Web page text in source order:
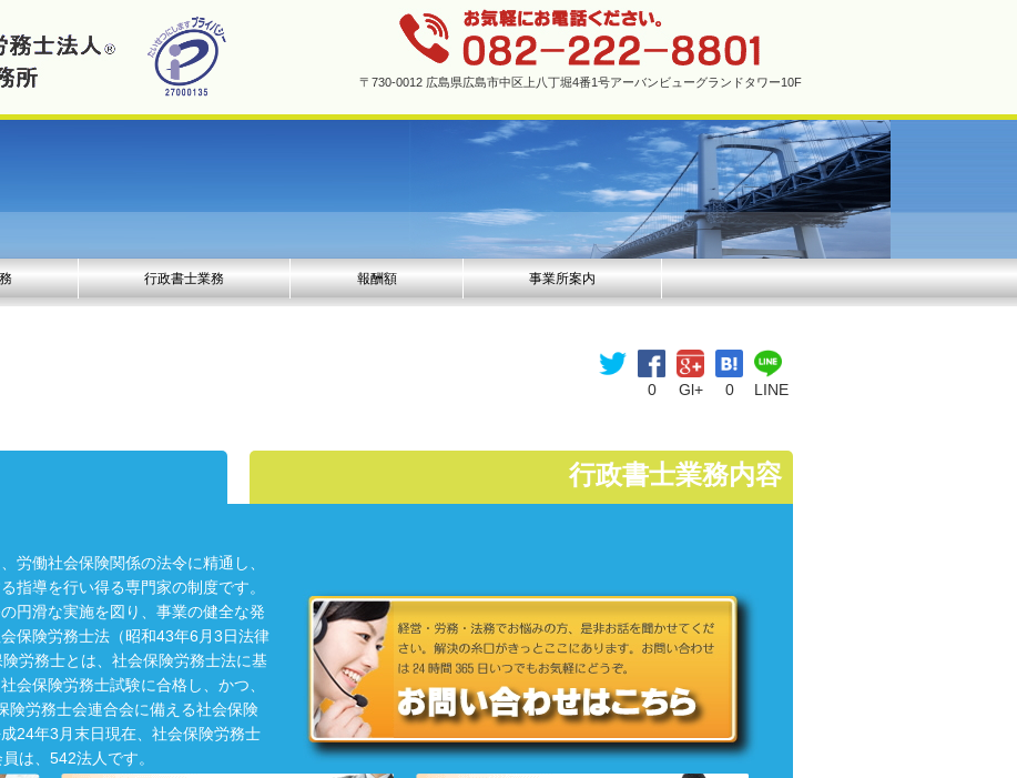
〒730-0012 広島県広島市中区上八丁堀4番1号アーバンビューグランドタワー10F
行政書士業務 報酬額 事業所案内
0 Gl+ 0 LINE
労働社会保険関係の法令に精通し、
指導を行い得る専門家の制度です。
円滑な実施を図り、事業の健全な発
保険労務士法（昭和43年6月3日法律
労務士とは、社会保険労務士法に基
会保険労務士試験に合格し、かつ、
険労務士会連合会に備える社会保険
24年3月末日現在、社会保険労務士
は、542法人です。
行政書士業務内容